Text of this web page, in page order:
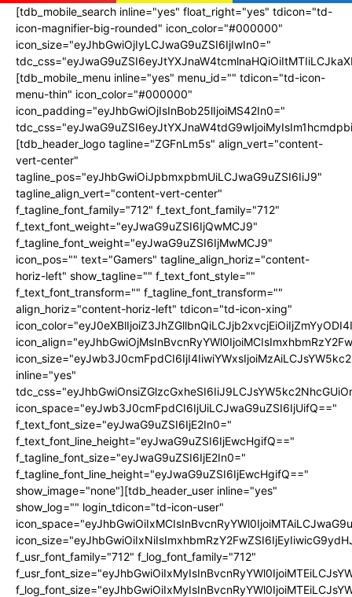
[tdb_mobile_search inline="yes" float_right="yes" tdicon="td-
icon-magnifier-big-rounded" icon_color="#000000"
icon_size="eyJhbGwiOjIyLCJwaG9uZSI6IjIwIn0="
[tdb_mobile_menu inline="yes" menu_id="" tdicon="td-icon-
menu-thin" icon_color="#000000"
icon_padding="eyJhbGwiOjIsInBob25lIjoiMS42In0="
[tdb_header_logo tagline="ZGFnLm5s" align_vert="content-
vert-center"
tagline_pos="eyJhbGwiOiJpbmxpbmUiLCJwaG9uZSI6IiJ9"
tagline_align_vert="content-vert-center"
f_tagline_font_family="712" f_text_font_family="712"
f_text_font_weight="eyJwaG9uZSI6IjQwMCJ9"
f_tagline_font_weight="eyJwaG9uZSI6IjMwMCJ9"
icon_pos="" text="Gamers" tagline_align_horiz="content-
horiz-left" show_tagline="" f_text_font_style=""
f_text_font_transform="" f_tagline_font_transform=""
align_horiz="content-horiz-left" tdicon="td-icon-xing"
inline="yes"
icon_space="eyJwb3J0cmFpdCI6IjUiLCJwaG9uZSI6IjUifQ=="
f_text_font_size="eyJwaG9uZSI6IjE2In0="
f_text_font_line_height="eyJwaG9uZSI6IjEwcHgifQ=="
f_tagline_font_size="eyJwaG9uZSI6IjE2In0="
f_tagline_font_line_height="eyJwaG9uZSI6IjEwcHgifQ=="
show_image="none"][tdb_header_user inline="yes"
show_log="" login_tdicon="td-icon-user"
f_usr_font_family="712" f_log_font_family="712"